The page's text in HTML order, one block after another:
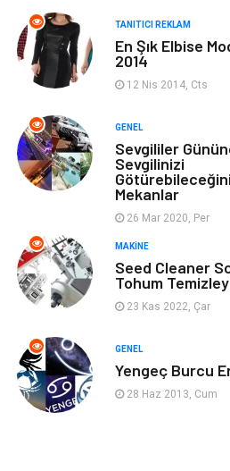
Finans & Ekonomi Tatil
Anne & Çocuk
Ev İşleri
Gençlik & Eğlence Aksesuar
Spor
Evlilik Rehberi
Astroloji
Kaçırmayın
sağlıklı beslenme Spor
Bebek Giyim
TANITICI REKLAM
En Şık Elbise
2014
12 Nis 2014, Cts
GENEL
Sevgililer
Sevgilinizi
Mekanlar
26 Mar 2020, Per
MAKINE
Seed Cleaner
Tohum
23 Kas 2022, Çar
GENEL
Yengeç Burcu
28 Haz 2013, Cum